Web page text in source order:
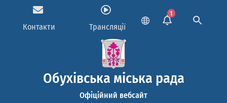
Контакти Трансляції
1
Обухівська міська рада
Офіційний вебсайт